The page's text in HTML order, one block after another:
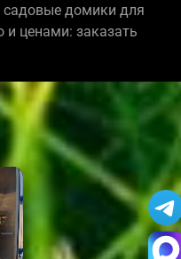
садовые домики для
и ценами: заказать